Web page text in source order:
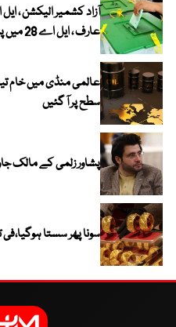
عارف ، ایل اے 28 میں پیپلز پارٹی کے بازل نقوی کامیاب
عالمی منڈی میں خام
سطح پر آ گئیں
پشاور زلمی کے مالک
سونا پھر سستا